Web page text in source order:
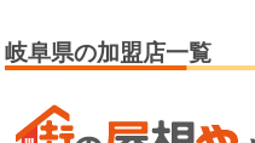
岐阜県の加盟店一覧